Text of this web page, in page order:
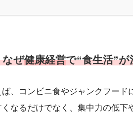
なぜ健康経営で“食生活”
ば、コンビニ食やジャンクフー
くなるだけでなく、集中力の低